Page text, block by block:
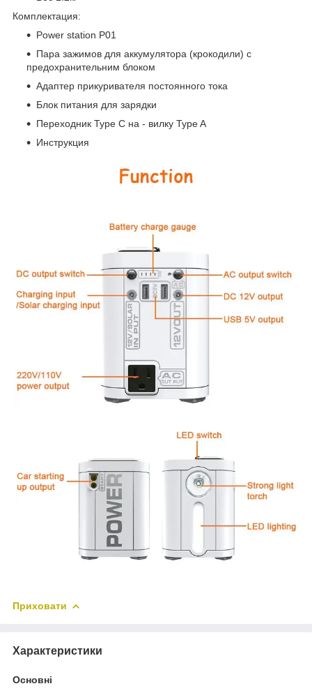
Комплектация:
Power station P01
Пара зажимов для аккумулятора (крокодили) с
предохранительним блоком
Адаптер прикуривателя постоянного тока
Блок питания для зарядки
Переходник Type C на - вилку Type A
Инструкция
Приховати
Характеристики
Основні